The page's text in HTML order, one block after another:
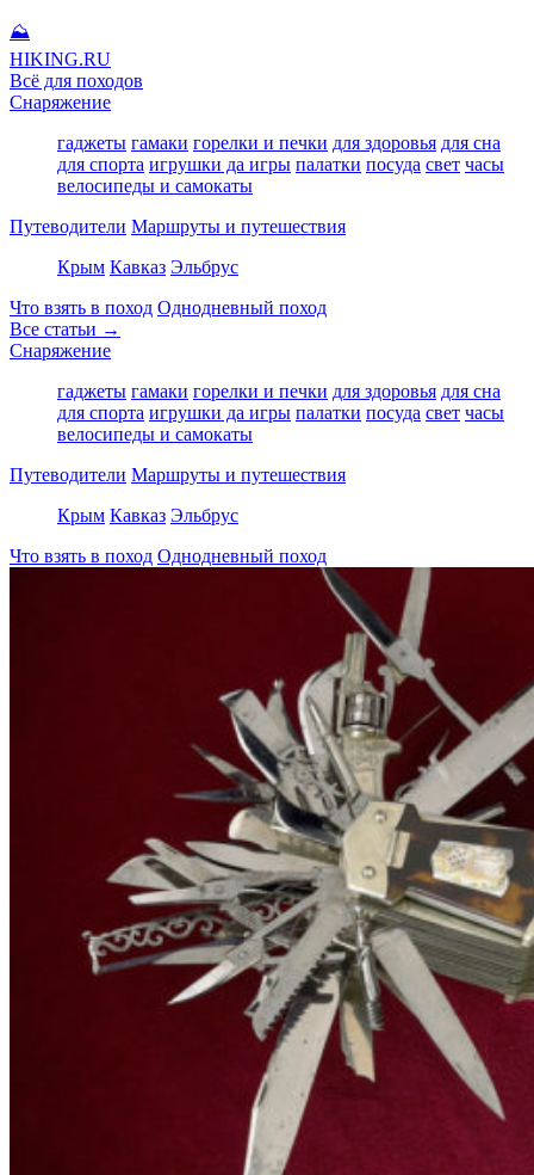
⛰
HIKING.RU
Всё для походов
Снаряжение
гаджеты гамаки горелки и печки для здоровья для сна
для спорта игрушки да игры палатки посуда свет часы
велосипеды и самокаты
Путеводители Маршруты и путешествия
Крым Кавказ Эльбрус
Что взять в поход Однодневный поход
Все статьи →
Снаряжение
гаджеты гамаки горелки и печки для здоровья для сна
для спорта игрушки да игры палатки посуда свет часы
велосипеды и самокаты
Путеводители Маршруты и путешествия
Крым Кавказ Эльбрус
Что взять в поход Однодневный поход